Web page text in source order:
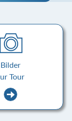
Bilder
Tour